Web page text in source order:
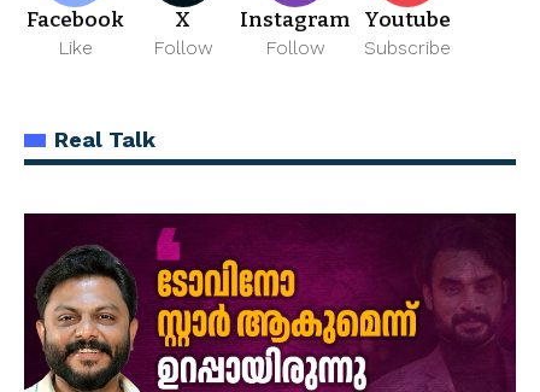
Facebook
Like
X
Follow
Instagram
Follow
Youtube
Subscribe
Real Talk